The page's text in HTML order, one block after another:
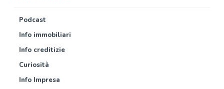
Podcast
Info immobiliari
Info creditizie
Curiosità
Info Impresa